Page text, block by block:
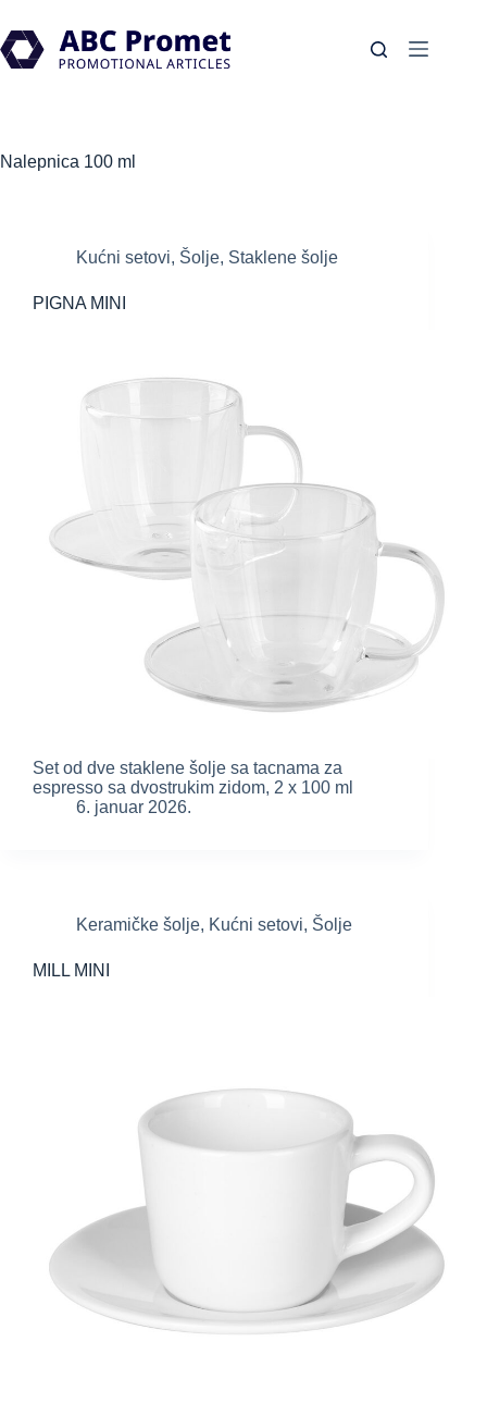
to
content
Nalepnica 100 ml
Kućni setovi, Šolje, Staklene šolje
PIGNA MINI
Set od dve staklene šolje sa tacnama za
espresso sa dvostrukim zidom, 2 x 100 ml
6. januar 2026.
Keramičke šolje, Kućni setovi, Šolje
MILL MINI